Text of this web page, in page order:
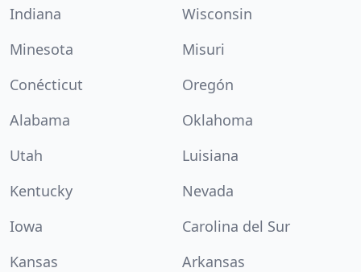
Indiana
Wisconsin
Minesota
Misuri
Conécticut
Oregón
Alabama
Oklahoma
Utah
Luisiana
Kentucky
Nevada
Iowa
Carolina del Sur
Kansas
Arkansas